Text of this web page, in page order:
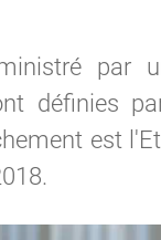
par
définies
est